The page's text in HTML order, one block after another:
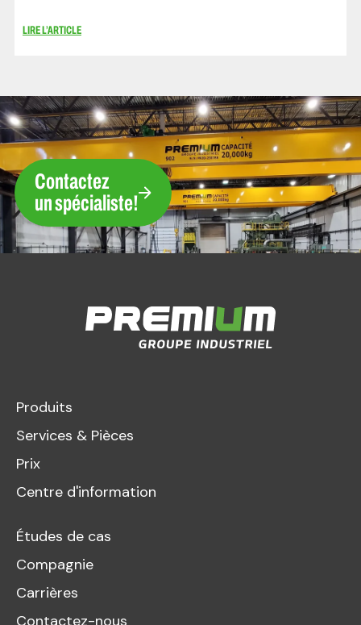
LIRE L’ARTICLE
Contactez
un spécialiste!
Produits
Services & Pièces
Prix
Centre d'information
Études de cas
Compagnie
Carrières
Contactez-nous